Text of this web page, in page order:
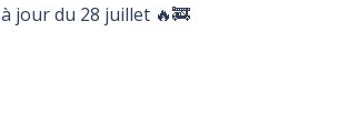
à jour du 28 juillet 🔥🚒